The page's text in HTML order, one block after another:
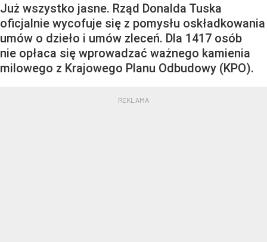
Już wszystko jasne. Rząd Donalda Tuska
oficjalnie wycofuje się z pomysłu oskładkowania
umów o dzieło i umów zleceń. Dla 1417 osób
nie opłaca się wprowadzać ważnego kamienia
milowego z Krajowego Planu Odbudowy (KPO).